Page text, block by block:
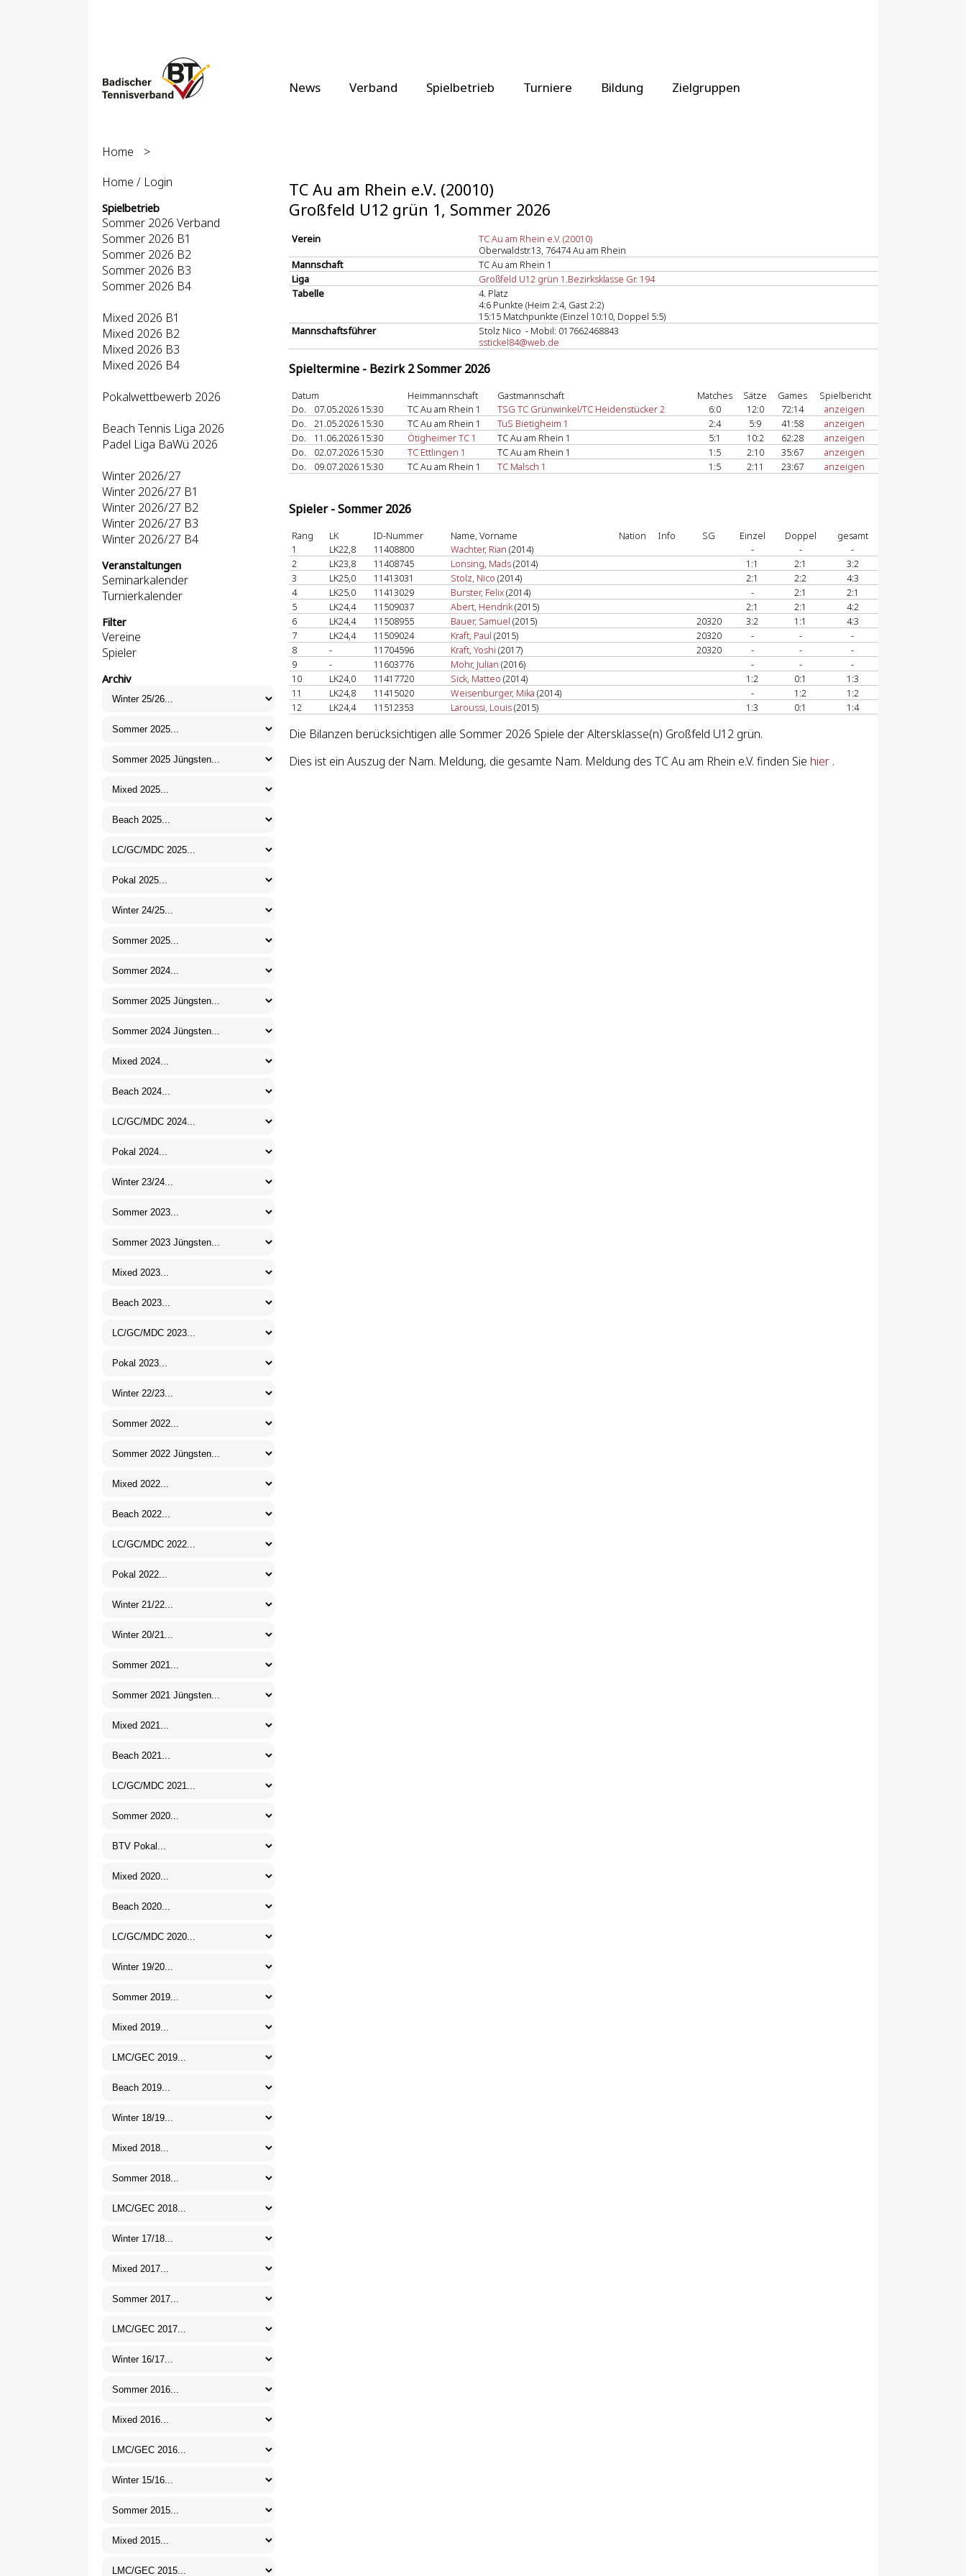
News Verband Spielbetrieb Turniere Bildung Zielgruppen
Home
>
Home / Login
Spielbetrieb
Sommer 2026 Verband
Sommer 2026 B1
Sommer 2026 B2
Sommer 2026 B3
Sommer 2026 B4
Mixed 2026 B1
Mixed 2026 B2
Mixed 2026 B3
Mixed 2026 B4
Pokalwettbewerb 2026
Beach Tennis Liga 2026
Padel Liga BaWü 2026
Winter 2026/27
Winter 2026/27 B1
Winter 2026/27 B2
Winter 2026/27 B3
Winter 2026/27 B4
Veranstaltungen
Seminarkalender
Turnierkalender
Filter
Vereine
Spieler
Archiv
TC Au am Rhein e.V. (20010)
Großfeld U12 grün 1, Sommer 2026
Verein
TC Au am Rhein e.V. (20010)
Oberwaldstr.13, 76474 Au am Rhein
Mannschaft
TC Au am Rhein 1
Liga
Großfeld U12 grün 1.Bezirksklasse Gr. 194
Tabelle
4. Platz
4:6 Punkte (Heim 2:4, Gast 2:2)
15:15 Matchpunkte (Einzel 10:10, Doppel 5:5)
Mannschaftsführer
Stolz Nico - Mobil: 017662468843
sstickel84@web.de
Spieltermine - Bezirk 2 Sommer 2026
Datum Heimmannschaft Gastmannschaft Matches Sätze Games
Spielbericht
Do.
07.05.2026 15:30 TC Au am Rhein 1 TSG TC Grünwinkel/TC Heidenstücker 2 6:0 12:0 72:14
anzeigen
Do.
21.05.2026 15:30 TC Au am Rhein 1 TuS Bietigheim 1 2:4 5:9 41:58
anzeigen
Do.
11.06.2026 15:30 Ötigheimer TC 1 TC Au am Rhein 1 5:1 10:2 62:28
anzeigen
Do.
02.07.2026 15:30 TC Ettlingen 1 TC Au am Rhein 1 1:5 2:10 35:67
anzeigen
Do.
09.07.2026 15:30 TC Au am Rhein 1 TC Malsch 1 1:5 2:11 23:67 anzeigen
Spieler - Sommer 2026
Rang LK ID-Nummer Name, Vorname Nation Info SG Einzel Doppel
gesamt
1
LK22,8 11408800 Wachter, Rian (2014) - -
-
2
LK23,8 11408745 Lonsing, Mads(2014) 1:1 2:1
3:2
3
LK25,0 11413031 Stolz, Nico (2014) 2:1 2:2
4:3
4
LK25,0 11413029 Burster, Felix(2014) - 2:1
2:1
5
LK24,4 11509037 Abert, Hendrik(2015) 2:1 2:1
4:2
6
LK24,4 11508955 Bauer, Samuel (2015) 20320 3:2 1:1
4:3
7
LK24,4 11509024 Kraft, Paul (2015) 20320 - -
-
8
- 11704596 Kraft, Yoshi (2017) 20320 - -
-
9
- 11603776 Mohr, Julian (2016) - -
-
10
LK24,0 11417720 Sick, Matteo (2014) 1:2 0:1
1:3
11
LK24,8 11415020 Weisenburger, Mika (2014) - 1:2
1:2
12
LK24,4 11512353 Laroussi, Louis(2015) 1:3 0:1 1:4
Die Bilanzen berücksichtigen alle Sommer 2026 Spiele der Altersklasse(n) Großfeld U12 grün.
Dies ist ein Auszug der Nam. Meldung, die gesamte Nam. Meldung des TC Au am Rhein e.V. finden Sie hier .